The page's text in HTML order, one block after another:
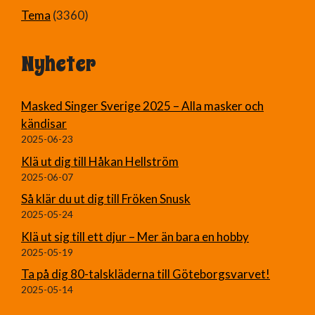
Tema (3360)
Nyheter
Masked Singer Sverige 2025 – Alla masker och
kändisar
2025-06-23
Klä ut dig till Håkan Hellström
2025-06-07
Så klär du ut dig till Fröken Snusk
2025-05-24
Klä ut sig till ett djur – Mer än bara en hobby
2025-05-19
Ta på dig 80-talskläderna till Göteborgsvarvet!
2025-05-14